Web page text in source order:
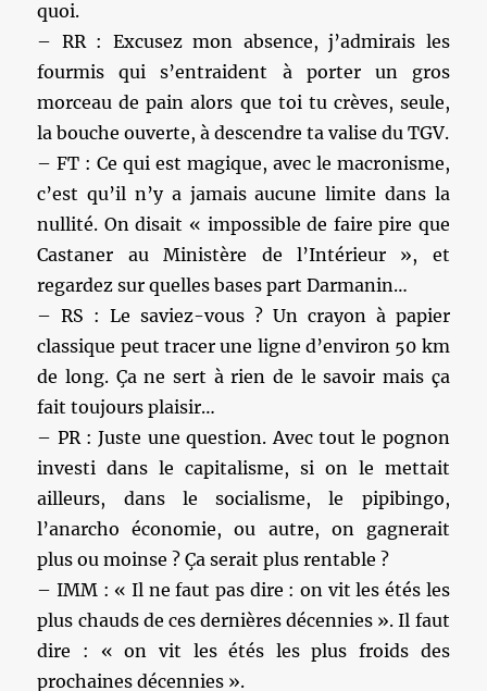
quoi.
– RR : Excusez mon absence, j’admirais les
fourmis qui s’entraident à porter un gros
morceau de pain alors que toi tu crèves, seule,
la bouche ouverte, à descendre ta valise du TGV.
– FT : Ce qui est magique, avec le macronisme,
c’est qu’il n’y a jamais aucune limite dans la
nullité. On disait « impossible de faire pire que
Castaner au Ministère de l’Intérieur », et
regardez sur quelles bases part Darmanin…
– RS : Le saviez-vous ? Un crayon à papier
classique peut tracer une ligne d’environ 50 km
de long. Ça ne sert à rien de le savoir mais ça
fait toujours plaisir…
– PR : Juste une question. Avec tout le pognon
investi dans le capitalisme, si on le mettait
ailleurs, dans le socialisme, le pipibingo,
l’anarcho économie, ou autre, on gagnerait
plus ou moinse ? Ça serait plus rentable ?
– IMM : « Il ne faut pas dire : on vit les étés les
plus chauds de ces dernières décennies ». Il faut
dire : « on vit les étés les plus froids des
prochaines décennies ».